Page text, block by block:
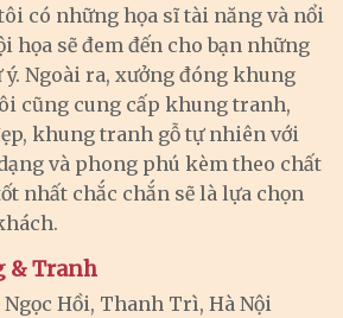
có những họa sĩ tài năng và nổi
họa sẽ đem đến cho bạn những
Ngoài ra, xưởng đóng khung
cũng cung cấp khung tranh,
khung tranh gỗ tự nhiên với
và phong phú kèm theo chất
nhất chắc chắn sẽ là lựa chọn
& Tranh
Ngọc Hồi, Thanh Trì, Hà Nội